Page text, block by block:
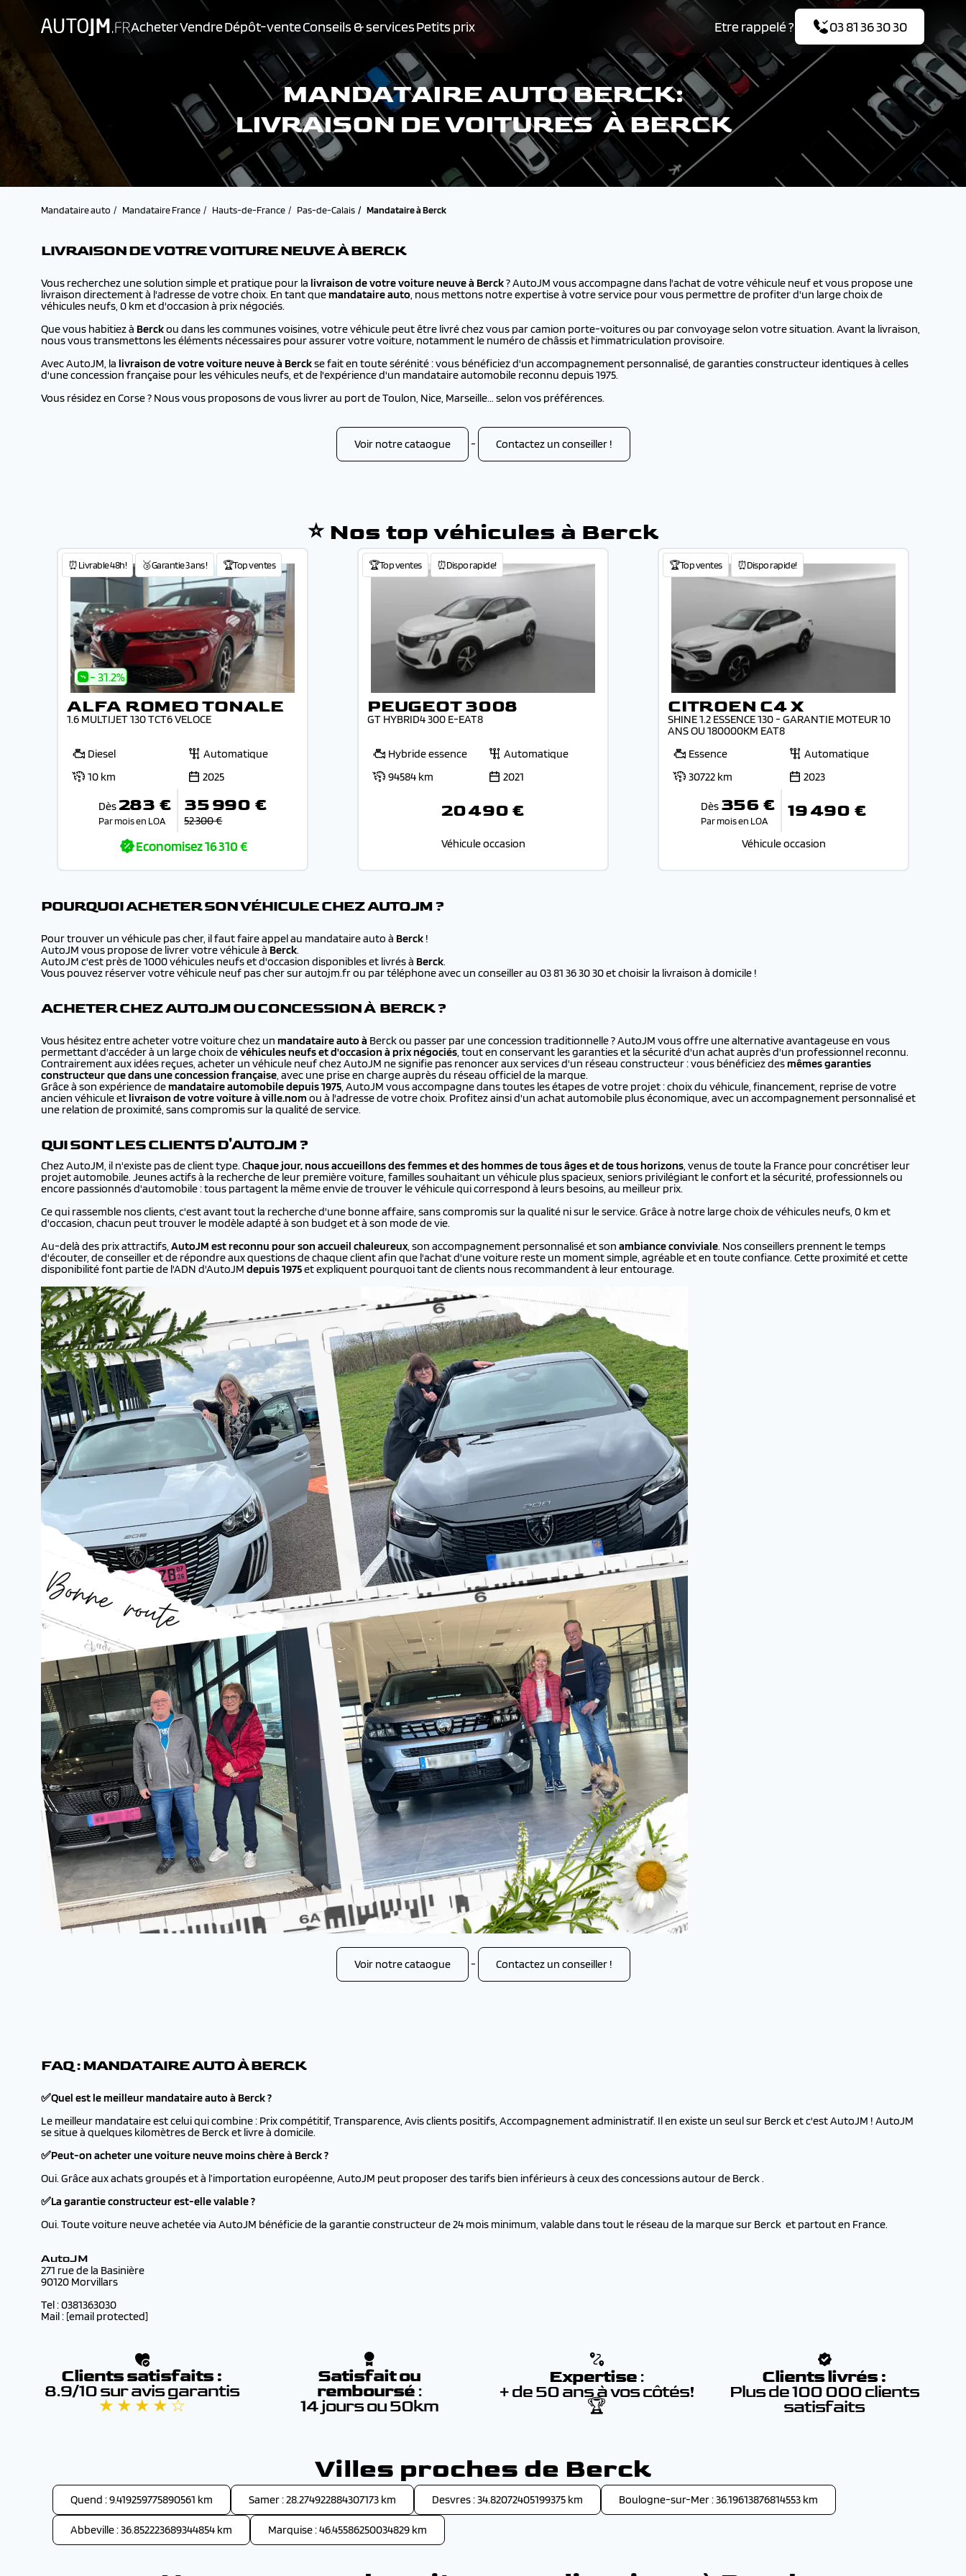
AcheterVendreDépôt-venteConseils & servicesPetits prix Etre rappelé ? 03 81 36 30 30
MANDATAIRE AUTO BERCK:
LIVRAISON DE VOITURES À BERCK
Mandataire auto Mandataire France Hauts-de-France Pas-de-Calais Mandataire à Berck
LIVRAISON DE VOTRE VOITURE NEUVE À BERCK
Vous recherchez une solution simple et pratique pour la livraison de votre voiture neuve à Berck? AutoJM vous accompagne dans l'achat de votre véhicule neuf et vous propose une
livraison directement à l'adresse de votre choix. En tant quemandataire auto, nous mettons notre expertise à votre service pour vous permettre de profiter d'un large choix de
véhicules neufs, 0 km et d'occasion à prix négociés.
Que vous habitiez à Berckou dans les communes voisines, votre véhicule peut être livré chez vous par camion porte-voitures ou par convoyage selon votre situation. Avant la livraison,
nous vous transmettons les éléments nécessaires pour assurer votre voiture, notamment le numéro de châssis et l'immatriculation provisoire.
Avec AutoJM, la livraison de votre voiture neuve à Berckse fait en toute sérénité : vous bénéficiez d'un accompagnement personnalisé, de garanties constructeur identiques à celles
d'une concession française pour les véhicules neufs, et de l'expérience d'un mandataire automobile reconnu depuis 1975.
Vous résidez en Corse ? Nous vous proposons de vous livrer au port de Toulon, Nice, Marseille... selon vos préférences.
Voir notre cataogue - Contactez un conseiller !
⭐ Nos top véhicules à Berck
⏰Livrable 48h! 🥉Garantie 3 ans ! 🏆Top ventes
- 31.2%
ALFA ROMEO TONALE
1.6 MULTIJET 130 TCT6 VELOCE
Diesel
Automatique
10 km
2025
Dès 283 €
Par mois en LOA
35 990 €
52 300 €
Economisez16 310 €
🏆Top ventes ⏰Dispo rapide!
PEUGEOT 3008
GT HYBRID4 300 E-EAT8
Hybride essence
Automatique
94584 km
2021
20 490 €
Véhicule occasion
🏆Top ventes ⏰Dispo rapide!
CITROEN C4 X
SHINE 1.2 ESSENCE 130 - GARANTIE MOTEUR 10
ANS OU 180000KM EAT8
Essence
Automatique
30722 km
2023
Dès 356 €
Par mois en LOA 19 490 €
Véhicule occasion
POURQUOI ACHETER SON VÉHICULE CHEZ AUTOJM ?
Pour trouver un véhicule pas cher, il faut faire appel au mandataire auto à Berck !
AutoJM vous propose de livrer votre véhicule à Berck.
AutoJM c'est près de 1000 véhicules neufs et d'occasion disponibles et livrés à Berck.
Vous pouvez réserver votre véhicule neuf pas cher sur autojm.fr ou par téléphone avec un conseiller au 03 81 36 30 30 et choisir la livraison à domicile !
ACHETER CHEZ AUTOJM OU CONCESSION À BERCK ?
Vous hésitez entre acheter votre voiture chez un mandataire auto à Berck ou passer par une concession traditionnelle ? AutoJM vous offre une alternative avantageuse en vous
permettant d'accéder à un large choix devéhicules neufs et d'occasion à prix négociés, tout en conservant les garanties et la sécurité d'un achat auprès d'un professionnel reconnu.
Contrairement aux idées reçues, acheter un véhicule neuf chez AutoJM ne signifie pas renoncer aux services d'un réseau constructeur : vous bénéficiez desmêmes garanties
constructeur que dans une concession française, avec une prise en charge auprès du réseau officiel de la marque.
Grâce à son expérience demandataire automobile depuis 1975, AutoJM vous accompagne dans toutes les étapes de votre projet : choix du véhicule, financement, reprise de votre
ancien véhicule etlivraison de votre voiture à ville.nom ou à l'adresse de votre choix. Profitez ainsi d'un achat automobile plus économique, avec un accompagnement personnalisé et
une relation de proximité, sans compromis sur la qualité de service.
QUI SONT LES CLIENTS D'AUTOJM ?
Chez AutoJM, il n'existe pas de client type. Chaque jour, nous accueillons des femmes et des hommes de tous âges et de tous horizons, venus de toute la France pour concrétiser leur
projet automobile. Jeunes actifs à la recherche de leur première voiture, familles souhaitant un véhicule plus spacieux, seniors privilégiant le confort et la sécurité, professionnels ou
encore passionnés d'automobile : tous partagent la même envie de trouver le véhicule qui correspond à leurs besoins, au meilleur prix.
Ce qui rassemble nos clients, c'est avant tout la recherche d'une bonne affaire, sans compromis sur la qualité ni sur le service. Grâce à notre large choix de véhicules neufs, 0 km et
d'occasion, chacun peut trouver le modèle adapté à son budget et à son mode de vie.
Au-delà des prix attractifs, AutoJM est reconnu pour son accueil chaleureux, son accompagnement personnalisé et son ambiance conviviale. Nos conseillers prennent le temps
d'écouter, de conseiller et de répondre aux questions de chaque client afin que l'achat d'une voiture reste un moment simple, agréable et en toute confiance. Cette proximité et cette
disponibilité font partie de l'ADN d'AutoJM depuis 1975et expliquent pourquoi tant de clients nous recommandent à leur entourage.
Voir notre cataogue - Contactez un conseiller !
FAQ : MANDATAIRE AUTO À BERCK
✅Quel est le meilleur mandataire auto à Berck ?
Le meilleur mandataire est celui qui combine : Prix compétitif, Transparence, Avis clients positifs, Accompagnement administratif. Il en existe un seul sur Berck et c'est AutoJM ! AutoJM
se situe à quelques kilomètres de Berck et livre à domicile.
✅Peut-on acheter une voiture neuve moins chère à Berck ?
Oui. Grâce aux achats groupés et à l’importation européenne, AutoJM peut proposer des tarifs bien inférieurs à ceux des concessions autour de Berck .
✅La garantie constructeur est-elle valable ?
Oui. Toute voiture neuve achetée via AutoJM bénéficie de la garantie constructeur de 24 mois minimum, valable dans tout le réseau de la marque sur Berck et partout en France.
AutoJM
271 rue de la Basinière
90120 Morvillars
Tel : 0381363030
Mail : [email protected]
Clients satisfaits :
8.9/10 sur avis garantis
★ ★ ★ ★ ☆
Satisfait ou
remboursé :
14 jours ou 50km
Expertise :
+ de 50 ans à vos côtés!
🏆
Clients livrés :
Plus de 100 000 clients
satisfaits
Villes proches de Berck
Quend : 9.419259775890561 km Samer : 28.274922884307173 km Desvres : 34.82072405199375 km Boulogne-sur-Mer : 36.19613876814553 km
Abbeville : 36.852223689344854 km Marquise : 46.45586250034829 km